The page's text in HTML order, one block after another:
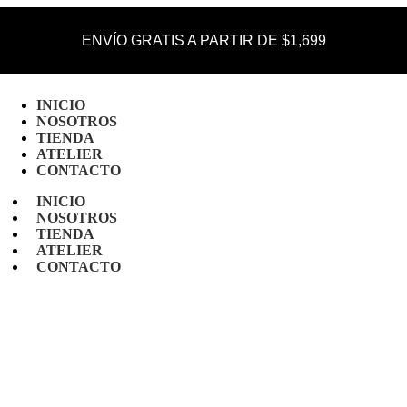
ENVÍO GRATIS A PARTIR DE $1,699
INICIO
NOSOTROS
TIENDA
ATELIER
CONTACTO
INICIO
NOSOTROS
TIENDA
ATELIER
CONTACTO